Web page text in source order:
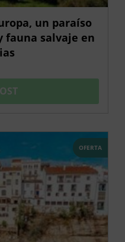
un paraíso
fauna salvaje en
OFERTA